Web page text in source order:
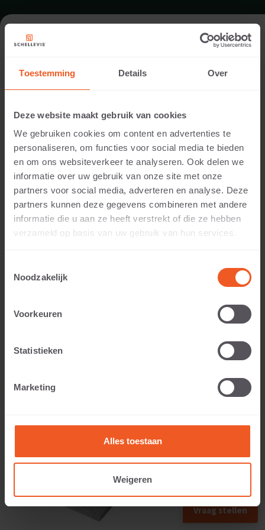
Toestemming Details Over
Deze website maakt gebruik van cookies
We gebruiken cookies om content en advertenties te
personaliseren, om functies voor social media te bieden
en om ons websiteverkeer te analyseren. Ook delen we
informatie over uw gebruik van onze site met onze
partners voor social media, adverteren en analyse. Deze
partners kunnen deze gegevens combineren met andere
informatie die u aan ze heeft verstrekt of die ze hebben
verzameld op basis van uw gebruik van hun services.
Noodzakelijk
Voorkeuren
Statistieken
Marketing
Alles toestaan
Weigeren
FORMAAT - OPSLUITING 100X30
ASSORTIMENT OPSLUITINGEN
5 CM DIKTE
Vraag stellen